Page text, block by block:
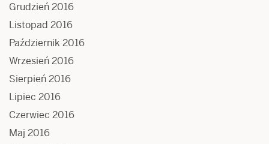
Grudzień 2016
Listopad 2016
Październik 2016
Wrzesień 2016
Sierpień 2016
Lipiec 2016
Czerwiec 2016
Maj 2016